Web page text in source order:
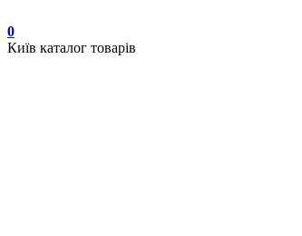
0
Київ каталог товарів